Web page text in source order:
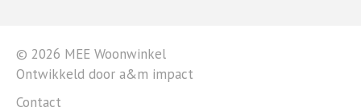
© 2026 MEE Woonwinkel
Ontwikkeld door a&m impact
Contact